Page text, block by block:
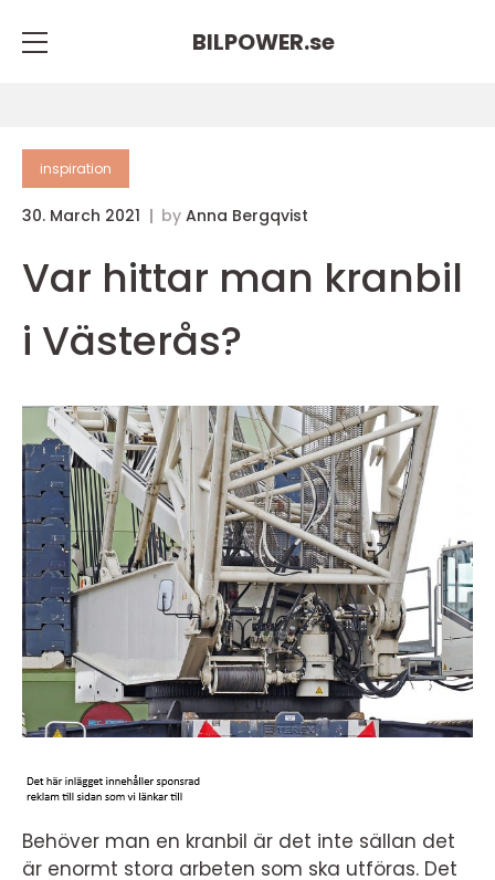
BILPOWER.se
inspiration
30. March 2021 by Anna Bergqvist
Var hittar man kranbil
i Västerås?
Behöver man en kranbil är det inte sällan det
är enormt stora arbeten som ska utföras. Det